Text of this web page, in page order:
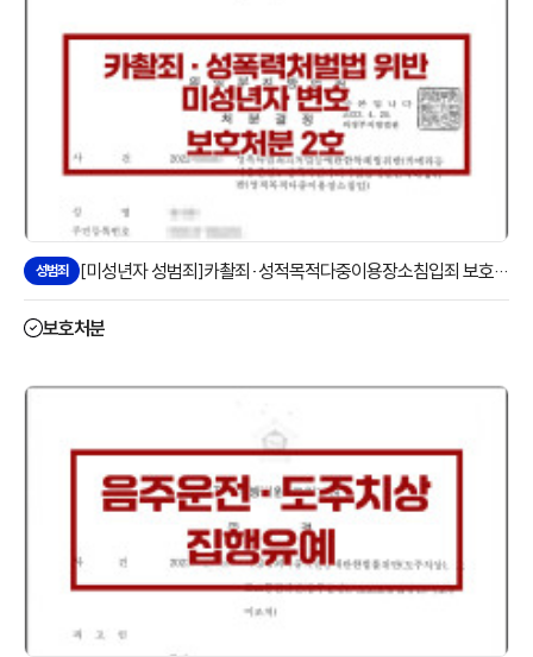
성범죄 [미성년자 성범죄]카촬죄·성적목적다중이용장소침입죄 보호처분으로 방어한 사례
보호처분